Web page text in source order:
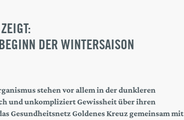
DER WINTERSAISON
stehen vor allem in der dunkleren
und unkompliziert Gewissheit über ihren
Gesundheitsnetz Goldenes Kreuz gemeinsam mit